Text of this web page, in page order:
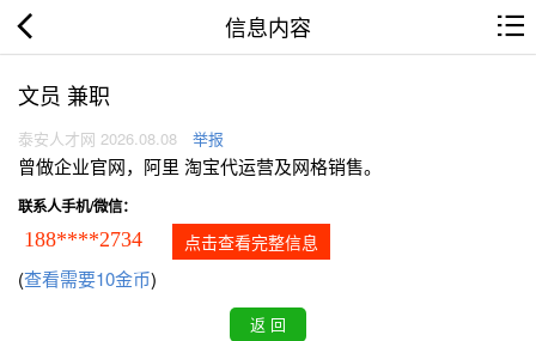
信息内容
文员 兼职
泰安人才网 2026.08.08 举报
曾做企业官网，阿里 淘宝代运营及网格销售。
联系人手机/微信：
188****2734 点击查看完整信息
(查看需要10金币)